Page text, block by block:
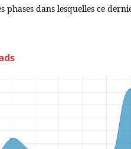
phases dans lesquelles ce